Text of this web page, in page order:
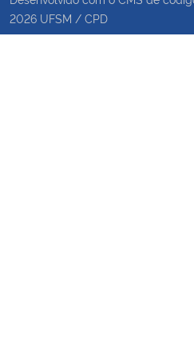
2026 UFSM / CPD